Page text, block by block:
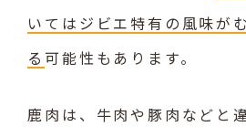
いてはジビエ特有の風味が
る 可能性もあります。
鹿肉は、牛肉や豚肉などと